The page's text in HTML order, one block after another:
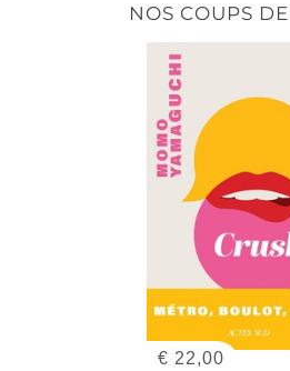
NOS COUPS
€ 22,00